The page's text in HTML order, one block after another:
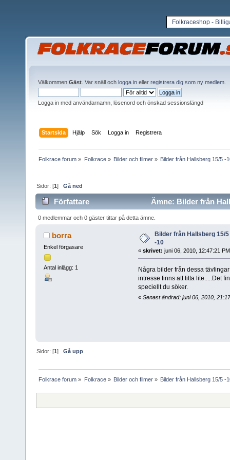
Folkraceshop -
Välkommen Gäst . Var snäll och logga in eller registrera dig som ny medlem
Logga in med användarnamn, lösenord och önskad sessionslängd
Startsida Hjälp Sök Logga in Registrera
Folkrace forum » Folkrace» Bilder och filmer» Bilder från Hallsberg 15/5 -
Sidor: [1]Gå ned
Författare Ämne: Bilder från
0 medlemmar och 0 gäster tittar på detta ämne.
borra
Enkel förgasare
Antal inlägg: 1
Bilder från Hallsberg 15/
-10
« skrivet: juni 06, 2010, 12:47:21
Några bilder från dessa
intresse finns att titta lite.....Det
speciellt du söker.
« Senast ändrad: juni 06, 2010,
Sidor: [1]Gå upp
Folkrace forum » Folkrace» Bilder och filmer» Bilder från Hallsberg 15/5 -